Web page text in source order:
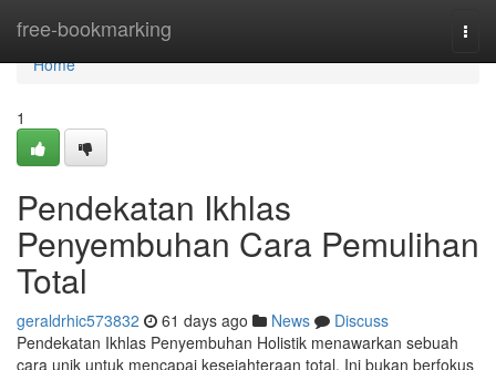
free-bookmarking
Home
Home
1
Pendekatan Ikhlas
Penyembuhan Cara Pemulihan
Total
geraldrhic573832 61 days ago News
Discuss
Pendekatan Ikhlas Penyembuhan Holistik menawarkan sebuah
cara unik untuk mencapai kesejahteraan total. Ini bukan berfokus